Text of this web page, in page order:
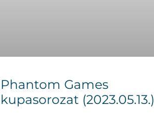
Phantom Games
kupasorozat (2023.05.13.)